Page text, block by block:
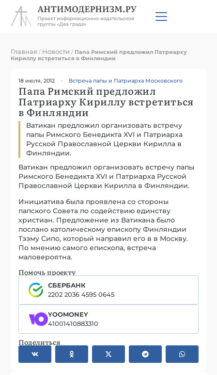
Главная / Новости / Папа Римский предложил Патриарху
Кириллу встретиться в Финляндии
18 июля, 2012 Встреча папы и Патриарха Московского
Папа Римский предложил
Патриарху Кириллу встретиться
в Финляндии
Ватикан предложил организовать встречу
папы Римского Бенедикта XVI и Патриарха
Русской Православной Церкви Кирилла в
Финляндии.
Ватикан предложил организовать встречу папы
Римского Бенедикта XVI и Патриарха Русской
Православной Церкви Кирилла в Финляндии.
Инициатива была проявлена со стороны
папского Совета по содействию единству
христиан. Предложение из Ватикана было
послано католическому епископу Финляндии
Тээму Сипо, который направил его в в Москву.
По мнению самого епископа, встреча
маловероятна.
Помочь проекту
СБЕРБАНК
2202 2036 4595 0645
YOOMONEY
41001410883310
Поделиться